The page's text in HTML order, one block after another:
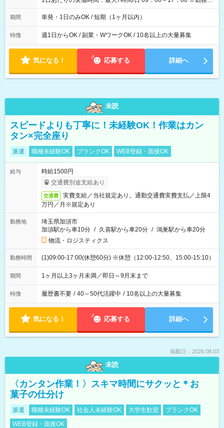
間は 試験により異なります。
期間 単発・1日のみOK / 短期（1ヶ月以内）
特徴 週1日からOK / 副業・WワークOK / 10名以上の大量募集
気になる！ 応募する 詳細へ
未読
スピードよりも丁寧に！未経験OK！作業はカン
タン×完全座り
派遣 職種未経験OK ブランクOK WEB登録・面接OK
給与
時給1500円
交通費別途支給あり
交通費
実費支給／当社規定あり。通勤交通費実費支払／上限4
万円／月※規定あり
勤務地
埼玉県加須市
加須駅から車10分 / 久喜駅から車20分 / 鴻巣駅から車20分
物流・ロジスティクス
勤務時間 (1)09:00-17:00(休憩60分) ※休憩（12:00-12:50、15:00-15:10）
期間 1ヶ月以上3ヶ月未満／即日～9月末まで
特徴 履歴書不要 / 40～50代活躍中 / 10名以上の大量募集
気になる！ 応募する 詳細へ
掲載日：2026.08.03
未読
〈カンタン作業！〉スキマ時間にサクッと＊お
菓子の仕分け
派遣 職種未経験OK 社会人未経験OK 大学生歓迎
ブランクOK
WEB登録・面接OK